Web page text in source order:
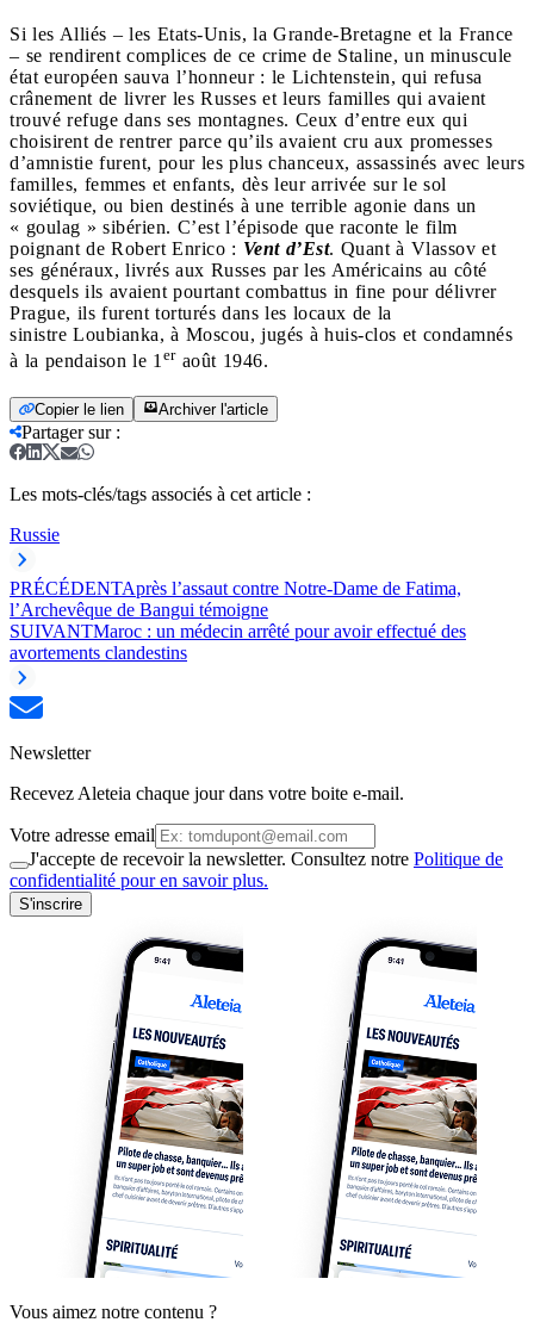
Si les Alliés – les Etats-Unis, la Grande-Bretagne et la France
– se rendirent complices de ce crime de Staline, un minuscule
état européen sauva l’honneur : le Lichtenstein, qui refusa
crânement de livrer les Russes et leurs familles qui avaient
trouvé refuge dans ses montagnes. Ceux d’entre eux qui
choisirent de rentrer parce qu’ils avaient cru aux promesses
d’amnistie furent, pour les plus chanceux, assassinés avec leurs
familles, femmes et enfants, dès leur arrivée sur le sol
soviétique, ou bien destinés à une terrible agonie dans un
« goulag » sibérien. C’est l’épisode que raconte le film
poignant de Robert Enrico : Vent d’Est. Quant à Vlassov et
ses généraux, livrés aux Russes par les Américains au côté
desquels ils avaient pourtant combattus in fine pour délivrer
Prague, ils furent torturés dans les locaux de la
sinistre Loubianka, à Moscou, jugés à huis-clos et condamnés
à la pendaison le 1 eraoût 1946.
Copier le lien Archiver l'article
Partager sur:
Les mots-clés/tags associés à cet article :
Russie
PRÉCÉDENTAprès l’assaut contre Notre-Dame de Fatima,
l’Archevêque de Bangui témoigne
SUIVANTMaroc : un médecin arrêté pour avoir effectué des
avortements clandestins
Newsletter
Recevez Aleteia chaque jour dans votre boite e-mail.
Votre adresse email
J'accepte de recevoir la newsletter. Consultez notre Politique de
confidentialité pour en savoir plus.
S'inscrire
Vous aimez notre contenu ?